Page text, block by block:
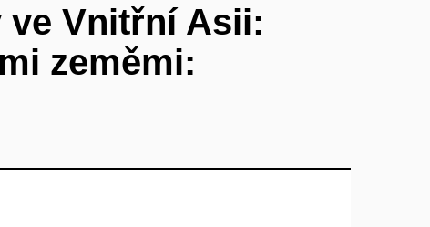
ve Vnitřní Asii:
zeměmi: